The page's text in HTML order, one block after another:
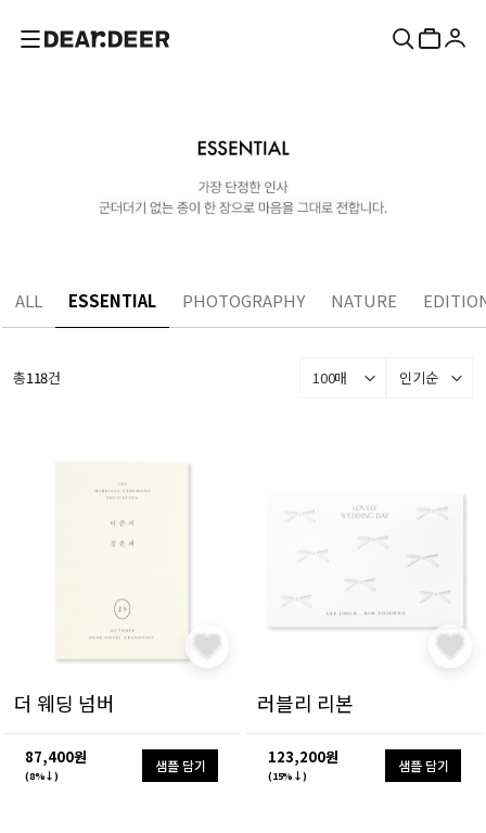
ALL ESSENTIAL PHOTOGRAPHY NATURE
총118건 100매 인기순
더 웨딩 넘버
87,400원
(8%↓)
샘플 담기
러블리 리본
123,200원
(15%↓)
샘플 담기